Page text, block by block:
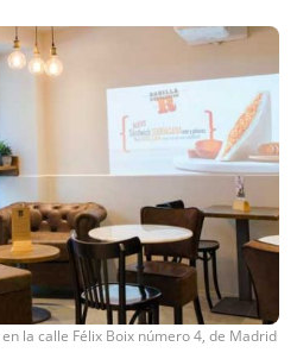
la calle Félix Boix número 4, de Madrid